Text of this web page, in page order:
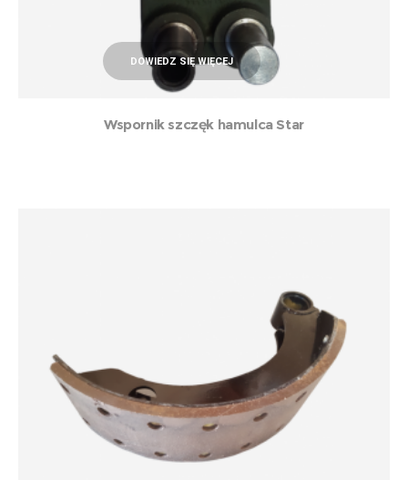
DOWIEDZ SIĘ WIĘCEJ
Wspornik szczęk hamulca Star